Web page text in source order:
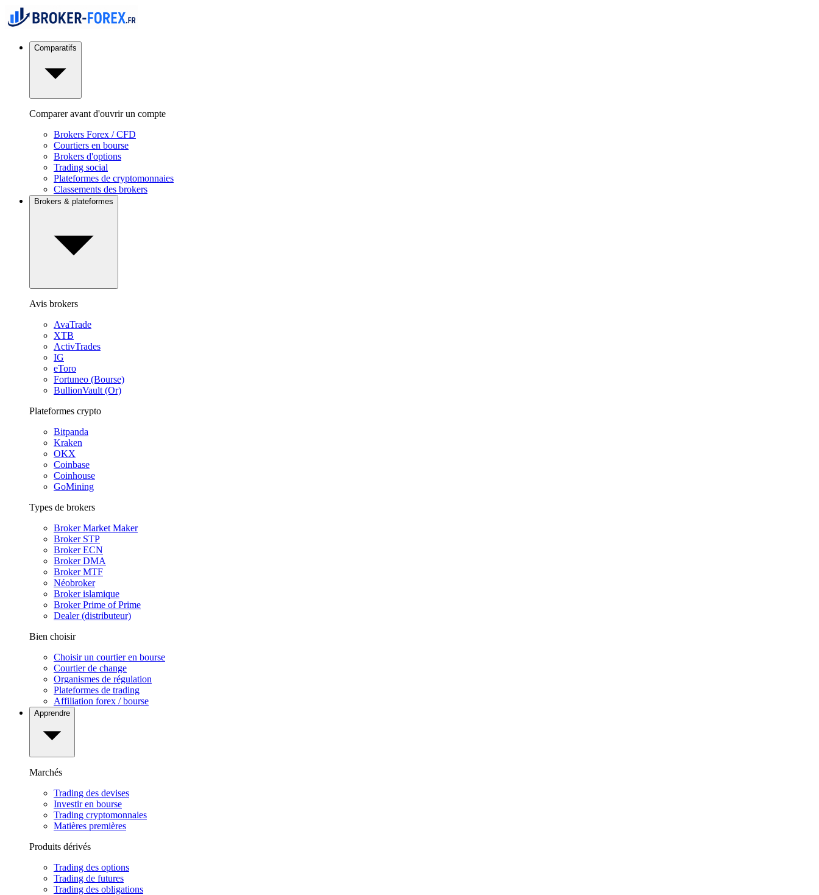
Comparatifs
Comparer avant d'ouvrir un compte
Brokers Forex / CFD
Courtiers en bourse
Brokers d'options
Trading social
Plateformes de cryptomonnaies
Classements des brokers
Brokers & plateformes
Avis brokers
AvaTrade
XTB
ActivTrades
IG
eToro
Fortuneo (Bourse)
BullionVault (Or)
Plateformes crypto
Bitpanda
Kraken
OKX
Coinbase
Coinhouse
GoMining
Types de brokers
Broker Market Maker
Broker STP
Broker ECN
Broker DMA
Broker MTF
Néobroker
Broker islamique
Broker Prime of Prime
Dealer (distributeur)
Bien choisir
Choisir un courtier en bourse
Courtier de change
Organismes de régulation
Plateformes de trading
Affiliation forex / bourse
Apprendre
Marchés
Trading des devises
Investir en bourse
Trading cryptomonnaies
Matières premières
Produits dérivés
Trading des options
Trading de futures
Trading des obligations